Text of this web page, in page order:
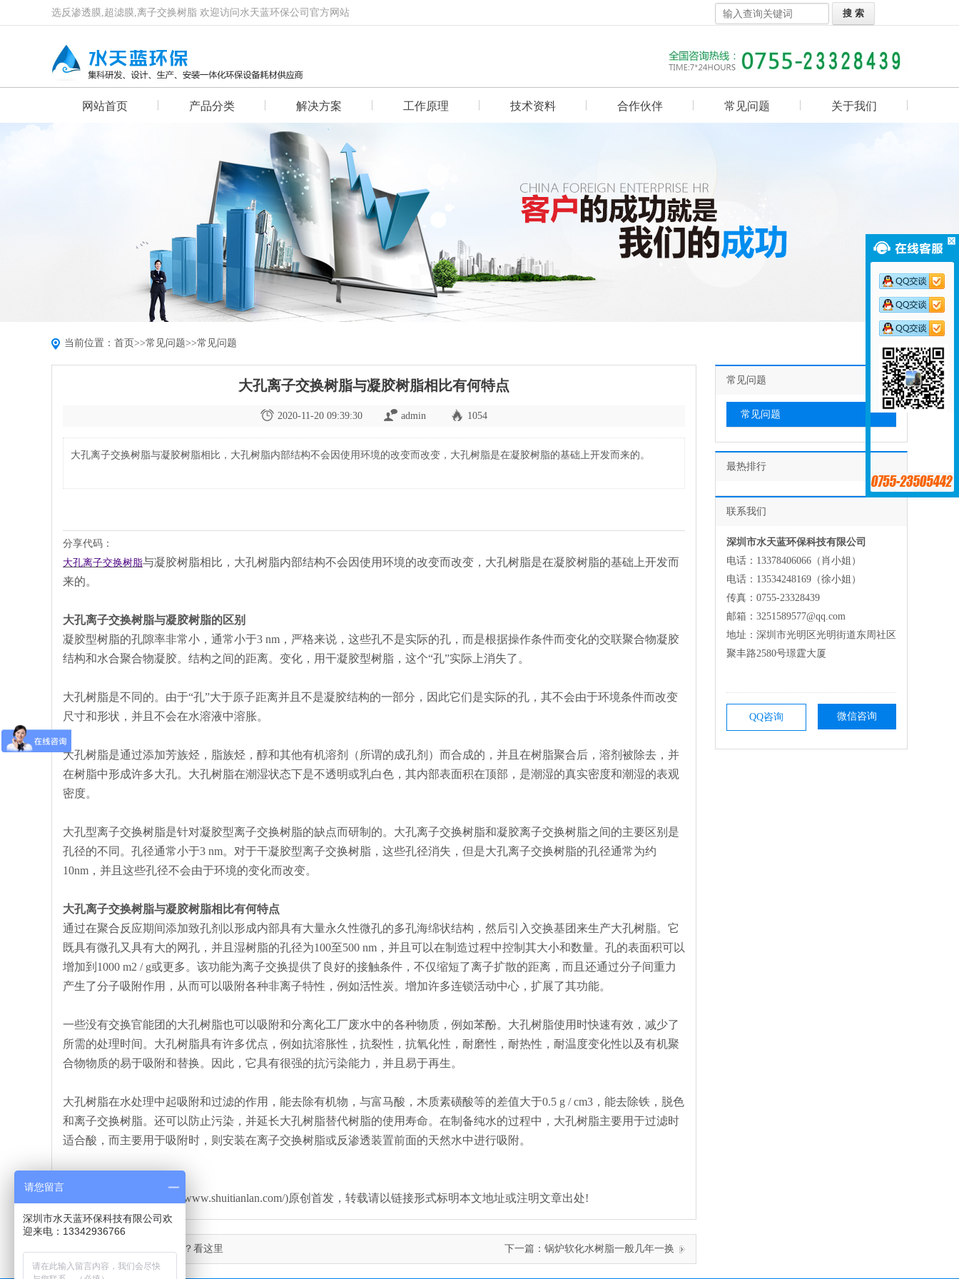
选反渗透膜,超滤膜,离子交换树脂 欢迎访问水天蓝环保公司官方网站
网站首页 产品分类 解决方案 工作原理 技术资料 合作伙伴 常见问题 关于我们
当前位置： 首页>>常见问题>>常见问题
大孔离子交换树脂与凝胶树脂相比有何特点
2020-11-20 09:39:30 admin 1054
大孔离子交换树脂与凝胶树脂相比，大孔树脂内部结构不会因使用环境的改变而改变，大孔树脂是在凝胶树脂的基础上开发而来的。
分享代码：
大孔离子交换树脂与凝胶树脂相比，大孔树脂内部结构不会因使用环境的改变而改变，大孔树脂是在凝胶树脂的基础上开发而
来的。
大孔离子交换树脂与凝胶树脂的区别
凝胶型树脂的孔隙率非常小，通常小于3 nm，严格来说，这些孔不是实际的孔，而是根据操作条件而变化的交联聚合物凝胶
结构和水合聚合物凝胶。结构之间的距离。变化，用干凝胶型树脂，这个“孔”实际上消失了。
大孔树脂是不同的。由于“孔”大于原子距离并且不是凝胶结构的一部分，因此它们是实际的孔，其不会由于环境条件而改变
尺寸和形状，并且不会在水溶液中溶胀。
大孔树脂是通过添加芳族烃，脂族烃，醇和其他有机溶剂（所谓的成孔剂）而合成的，并且在树脂聚合后，溶剂被除去，并
在树脂中形成许多大孔。大孔树脂在潮湿状态下是不透明或乳白色，其内部表面积在顶部，是潮湿的真实密度和潮湿的表观
密度。
大孔型离子交换树脂是针对凝胶型离子交换树脂的缺点而研制的。大孔离子交换树脂和凝胶离子交换树脂之间的主要区别是
孔径的不同。孔径通常小于3 nm。对于干凝胶型离子交换树脂，这些孔径消失，但是大孔离子交换树脂的孔径通常为约
10nm，并且这些孔径不会由于环境的变化而改变。
大孔离子交换树脂与凝胶树脂相比有何特点
通过在聚合反应期间添加致孔剂以形成内部具有大量永久性微孔的多孔海绵状结构，然后引入交换基团来生产大孔树脂。它
既具有微孔又具有大的网孔，并且湿树脂的孔径为100至500 nm，并且可以在制造过程中控制其大小和数量。孔的表面积可以
增加到1000 m2 / g或更多。该功能为离子交换提供了良好的接触条件，不仅缩短了离子扩散的距离，而且还通过分子间重力
产生了分子吸附作用，从而可以吸附各种非离子特性，例如活性炭。增加许多连锁活动中心，扩展了其功能。
一些没有交换官能团的大孔树脂也可以吸附和分离化工厂废水中的各种物质，例如苯酚。大孔树脂使用时快速有效，减少了
所需的处理时间。大孔树脂具有许多优点，例如抗溶胀性，抗裂性，抗氧化性，耐磨性，耐热性，耐温度变化性以及有机聚
合物物质的易于吸附和替换。因此，它具有很强的抗污染能力，并且易于再生。
大孔树脂在水处理中起吸附和过滤的作用，能去除有机物，与富马酸，木质素磺酸等的差值大于0.5 g / cm3，能去除铁，脱色
和离子交换树脂。还可以防止污染，并延长大孔树脂替代树脂的使用寿命。在制备纯水的过程中，大孔树脂主要用于过滤时
适合酸，而主要用于吸附时，则安装在离子交换树脂或反渗透装置前面的天然水中进行吸附。
本文由水天蓝环保(http://www.shuitianlan.com/)原创首发，转载请以链接形式标明本文地址或注明文章出处!
超纯水能不能喝？看这里 下一篇： 锅炉软化水树脂一般几年一换
常见问题
常见问题
最热排行
联系我们
深圳市水天蓝环保科技有限公司
电话：13378406066（肖小姐）
电话：13534248169（徐小姐）
传真：0755-23328439
邮箱：3251589577@qq.com
地址：深圳市光明区光明街道东周社区
聚丰路2580号璟霆大厦
QQ咨询 微信咨询
请您留言
深圳市水天蓝环保科技有限公司欢
迎来电：13342936766